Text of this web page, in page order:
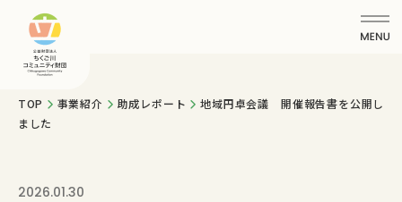
TOP 事業紹介 助成レポート
地域円卓会議 開催報告書を公開し
ました
2026.01.30